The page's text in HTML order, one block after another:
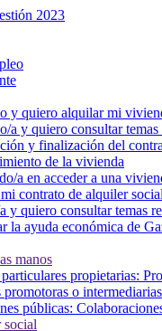
2023
y quiero alquilar mi
a y quiero consultar
y finalización del
de la vivienda
a en acceder a una
contrato de alquiler
y quiero consultar temas
la ayuda económica de
manos
particulares propietarias:
promotoras o
públicas:
social